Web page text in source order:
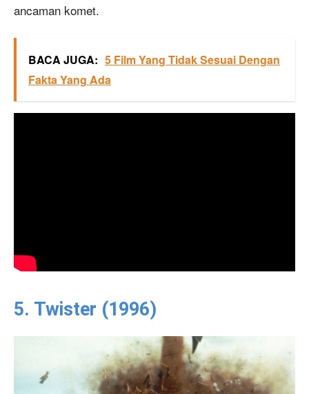
ancaman komet.
BACA JUGA: 5 Film Yang Tidak Sesuai Dengan
Fakta Yang Ada
5. Twister (1996)